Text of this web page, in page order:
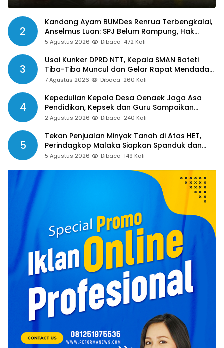
2
Kandang Ayam BUMDes Renrua Terbengkalai,
Anselmus Luan: SPJ Belum Rampung, Hak
Aparat Desa Sejak Januari Belum Dibayar
5 Agustus 2026 Dibaca 472 Kali
3
Usai Kunker DPRD NTT, Kepala SMAN Bateti
Tiba-Tiba Muncul dan Gelar Rapat Mendadak,
Guru Pertanyakan Hak 15 Persen yang Belum
7 Agustus 2026 Dibaca 260 Kali
4
Kepedulian Kepala Desa Oenaek Jaga Asa
Pendidikan, Kepsek dan Guru Sampaikan
Apresiasi
2 Agustus 2026 Dibaca 240 Kali
5
Tekan Penjualan Minyak Tanah di Atas HET,
Perindagkop Malaka Siapkan Spanduk dan
Nomor Pengaduan
5 Agustus 2026 Dibaca 149 Kali